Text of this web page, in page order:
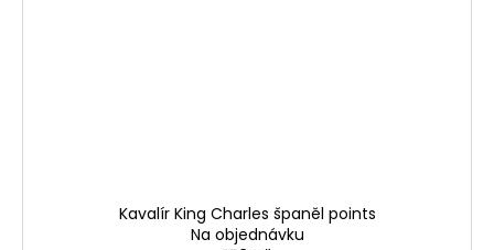
Kavalír King Charles španěl points
Na objednávku